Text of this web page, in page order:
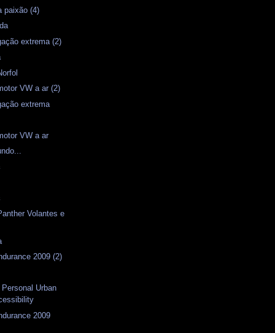
paixão (4)
extrema (2)
VW a ar (2)
extrema
VW a ar
Volantes e
2009 (2)
Urban
2009